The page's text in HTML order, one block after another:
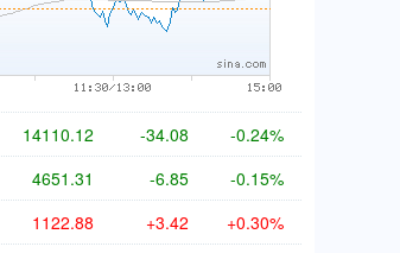
14110.12 -34.08 -0.24%
4651.31 -6.85 -0.15%
1122.88 +3.42 +0.30%